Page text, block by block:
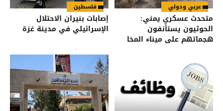
عربي ودولي
متحدث عسكري يمني:
الحوثيون يستأنفون
هجماتهم على ميناء المخا
فلسطين
إصابات بنيران الاحتلال
الإسرائيلي في مدينة غزة